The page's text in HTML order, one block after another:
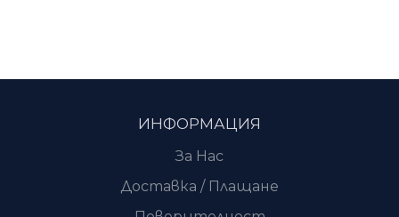
ИНФОРМАЦИЯ
За Нас
Доставка / Плащане